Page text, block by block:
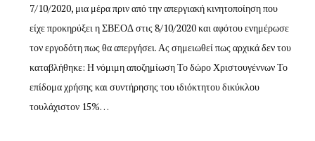
7/10/2020, μια μέρα πριν από την απεργιακή κινητοποίηση που
είχε προκηρύξει η ΣΒΕΟΔ στις 8/10/2020 και αφότου ενημέρωσε
τον εργοδότη πως θα απεργήσει. Ας σημειωθεί πως αρχικά δεν του
καταβλήθηκε: Η νόμιμη αποζημίωση Το δώρο Χριστουγέννων Το
επίδομα χρήσης και συντήρησης του ιδιόκτητου δικύκλου
τουλάχιστον 15%…